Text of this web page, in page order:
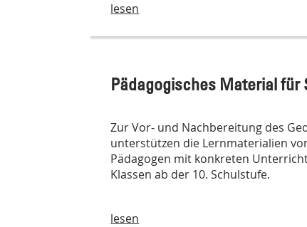
lesen
Pädagogisches Material für
Zur Vor- und Nachbereitung des
unterstützen die Lernmaterialien
Pädagogen mit konkreten
Klassen ab der 10. Schulstufe.
lesen